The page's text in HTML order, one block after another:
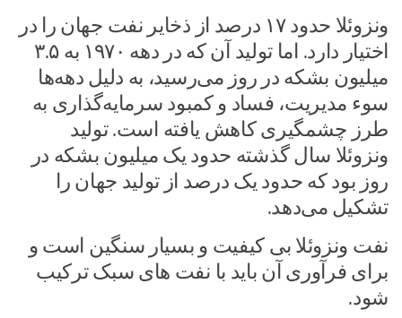
ونزوئلا حدود ۱۷ درصد از ذخایر نفت جهان را در
اختیار دارد. اما تولید آن که در دهه ۱۹۷۰ به ۳.۵
میلیون بشکه در روز می‌رسید، به دلیل دهه‌ها
سوء مدیریت، فساد و کمبود سرمایه‌گذاری به
طرز چشمگیری کاهش یافته است. تولید
ونزوئلا سال گذشته حدود یک میلیون بشکه در
روز بود که حدود یک درصد از تولید جهان را
تشکیل می‌دهد.
نفت ونزوئلا بی کیفیت و بسیار سنگین است و
برای فرآوری آن باید با نفت های سبک ترکیب
شود.